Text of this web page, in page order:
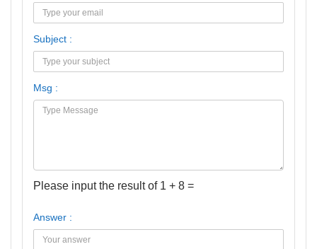
Subject :
Msg :
Please input the result of 1 + 8 =
Answer :